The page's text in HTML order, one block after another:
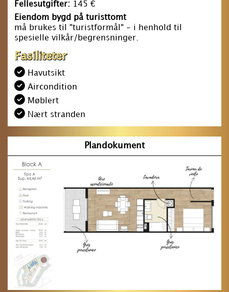
Fellesutgifter: 145 €
Eiendom bygd på turisttomt
må brukes til "turistformål" - i henhold til
spesielle vilkår/begrensninger.
Fasiliteter
Havutsikt
Aircondition
Møblert
Nært stranden
Plandokument